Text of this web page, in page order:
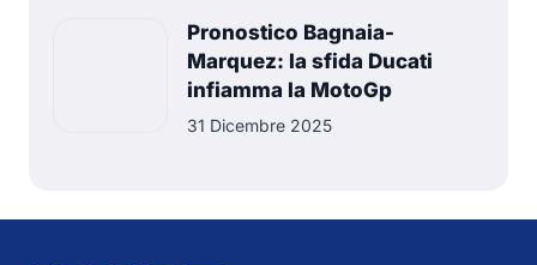
Pronostico Bagnaia-
Marquez: la sfida Ducati
infiamma la MotoGp
31 Dicembre 2025